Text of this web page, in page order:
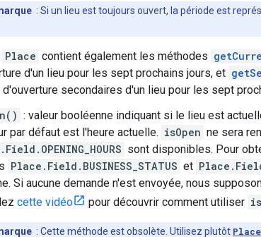
: Si un lieu est toujours ouvert, la période est
Place contient également les méthodes
d'un lieu pour les sept prochains jours, et
d'ouverture secondaires d'un lieu pour les sept
: valeur booléenne indiquant si le lieu est
par défaut est l'heure actuelle. isOpen ne sera
sont disponibles. Pour
Place.Field.BUSINESS_STATUS et
Si aucune demande n'est envoyée, nous
cette vidéo pour découvrir comment utiliser
: Cette méthode est obsolète. Utilisez plutôt